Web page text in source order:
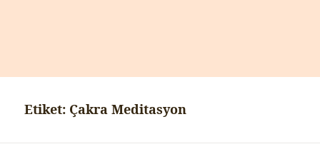
Etiket: Çakra Meditasyon